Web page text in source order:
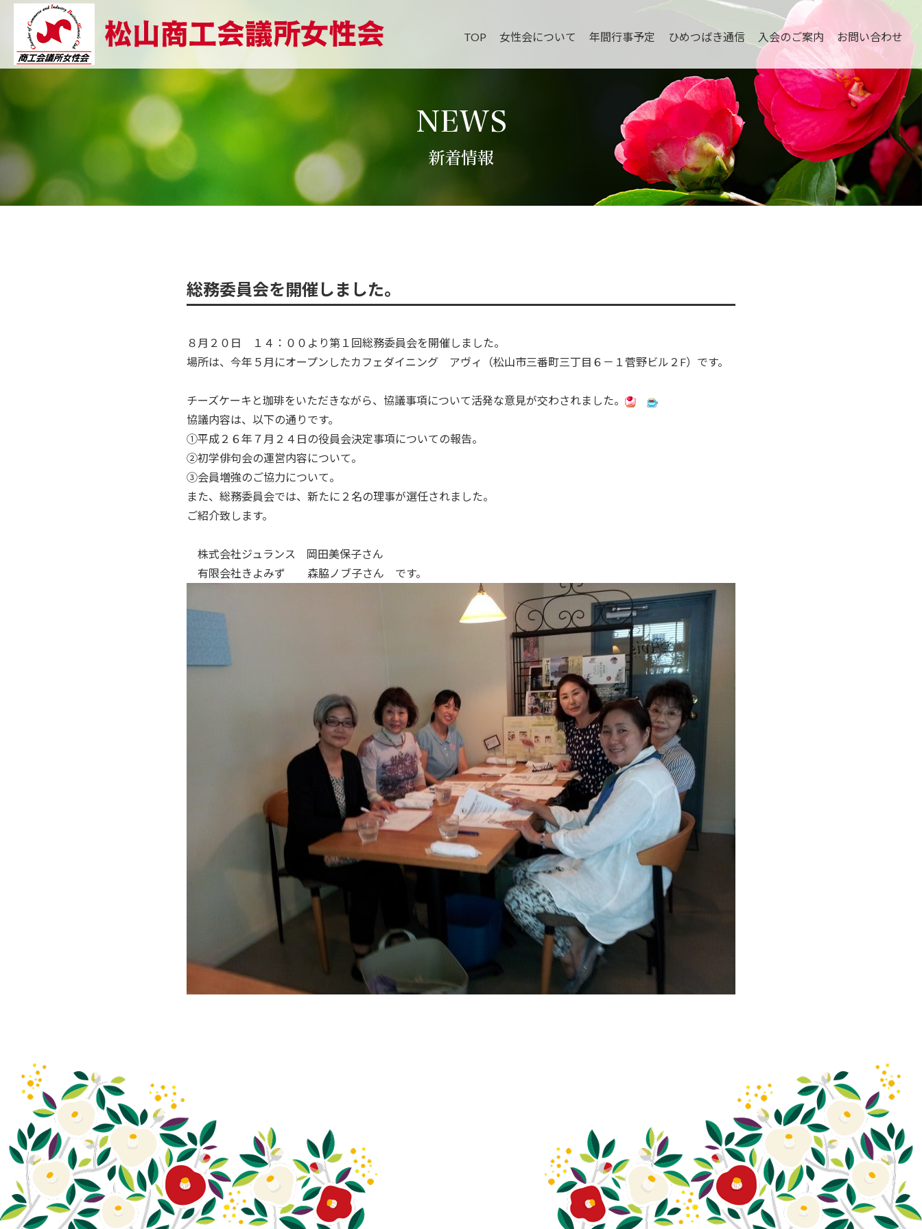
TOP 女性会について 年間行事予定 ひめつばき通信 入会のご案内 お問い合わせ
NEWS
新着情報
総務委員会を開催しました。
８月２０日 １４：００より第１回総務委員会を開催しました。
場所は、今年５月にオープンしたカフェダイニング アヴィ（松山市三番町三丁目６－１菅野ビル２F）です。
チーズケーキと珈琲をいただきながら、協議事項について活発な意見が交わされました。
協議内容は、以下の通りです。
①平成２６年７月２４日の役員会決定事項についての報告。
②初学俳句会の運営内容について。
③会員増強のご協力について。
また、総務委員会では、新たに２名の理事が選任されました。
ご紹介致します。
株式会社ジュランス 岡田美保子さん
有限会社きよみず 森脇ノブ子さん です。